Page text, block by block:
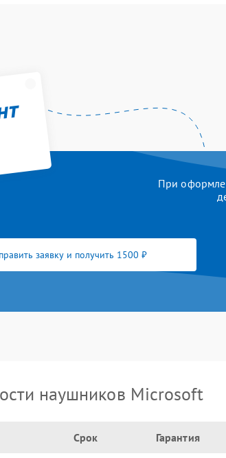
При
заявку и получить 1500 ₽
наушников Microsoft
Срок Гарантия